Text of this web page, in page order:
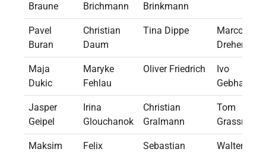
Braune
Brichmann
Brinkmann
Pavel
Buran
Christian
Daum
Tina Dippe
Marco
Dreher
Maja
Dukic
Maryke
Fehlau
Oliver Friedrich
Ivo
Gebhardt
Jasper
Geipel
Irina
Glouchanok
Christian
Gralmann
Tom
Grassmann
Maksim
Felix
Sebastian
Walter